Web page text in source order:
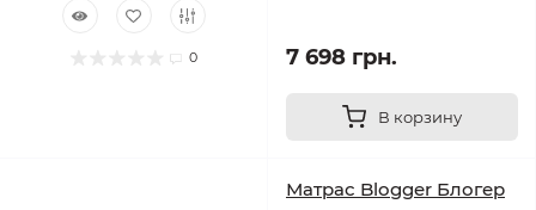
0 7 698 грн.
В корзину
Матрас Blogger Блогер